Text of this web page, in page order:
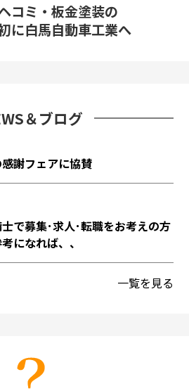
コミ・板金塗装の
に白馬自動車工業へ
＆ブログ
謝フェアに協賛
で募集･求人･転職をお考えの方
になれば、、
一覧を見る